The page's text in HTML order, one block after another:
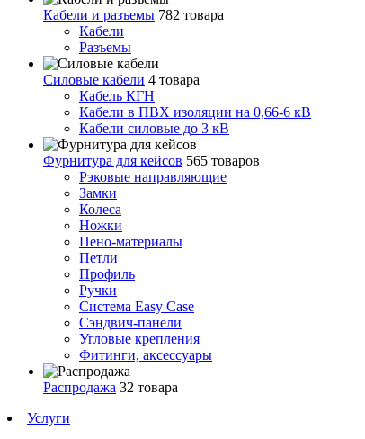
Кабели и разъемы 782 товара
Кабели
Разъемы
Силовые кабели 4 товара
Кабель КГН
Кабели в ПВХ изоляции на 0,66-6 кВ
Кабели силовые до 3 кВ
Фурнитура для кейсов 565 товаров
Рэковые направляющие
Замки
Колеса
Ножки
Пено-материалы
Петли
Профиль
Ручки
Система Easy Case
Сэндвич-панели
Угловые крепления
Фитинги, аксессуары
Распродажа 32 товара
Услуги